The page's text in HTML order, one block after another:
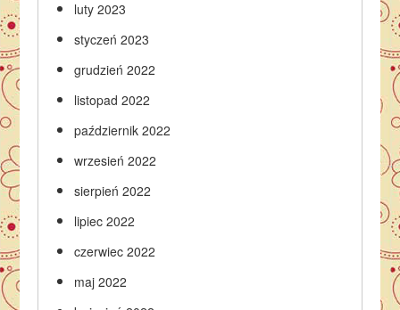
luty 2023
styczeń 2023
grudzień 2022
listopad 2022
październik 2022
wrzesień 2022
sierpień 2022
lipiec 2022
czerwiec 2022
maj 2022